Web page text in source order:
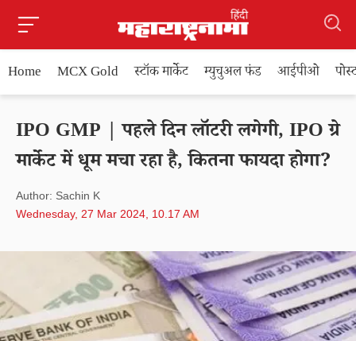
Home MCX Gold स्टॉक मार्केट म्युचुअल फंड आईपीओ
IPO GMP | पहले दिन लॉटरी लगेगी, IPO ग्रे
मार्केट में धूम मचा रहा है, कितना फायदा होगा?
Author: Sachin K
Wednesday, 27 Mar 2024, 10.17 AM